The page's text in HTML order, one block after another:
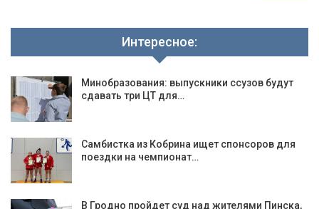
Интересное:
Минобразования: выпускники ссузов будут
сдавать три ЦТ для…
Самбистка из Кобрина ищет спонсоров для
поездки на чемпионат…
В Гродно пройдет суд над жителями Пинска,